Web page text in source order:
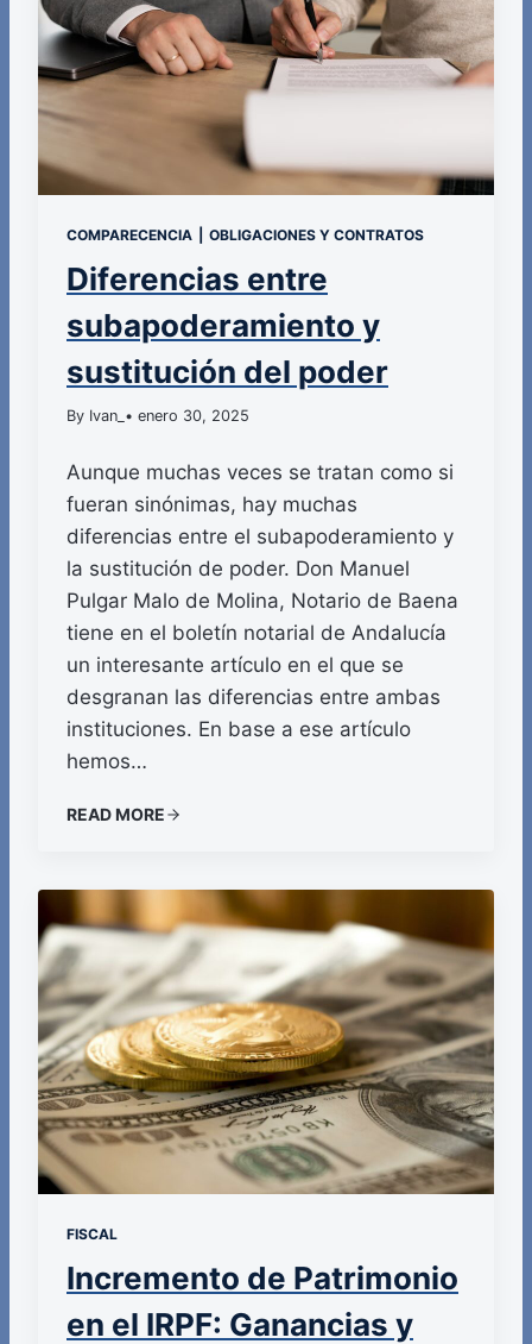
COMPARECENCIA OBLIGACIONES Y CONTRATOS
Diferencias entre
subapoderamiento y
sustitución del poder
By Ivan_ • enero 30, 2025
Aunque muchas veces se tratan como si
fueran sinónimas, hay muchas
diferencias entre el subapoderamiento y
la sustitución de poder. Don Manuel
Pulgar Malo de Molina, Notario de Baena
tiene en el boletín notarial de Andalucía
un interesante artículo en el que se
desgranan las diferencias entre ambas
instituciones. En base a ese artículo
hemos…
READ MORE
FISCAL
Incremento de Patrimonio
en el IRPF: Ganancias y